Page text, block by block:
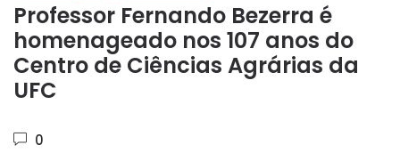
Professor Fernando Bezerra é
homenageado nos 107 anos do
Centro de Ciências Agrárias da
UFC
0